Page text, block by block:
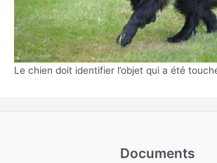
Le chien doit identifier l’objet qui a été
Documents